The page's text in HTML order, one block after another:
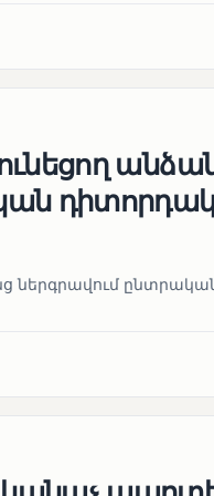
ներգրավում